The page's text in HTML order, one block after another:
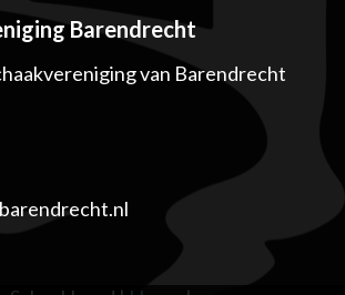
Barendrecht
van Barendrecht